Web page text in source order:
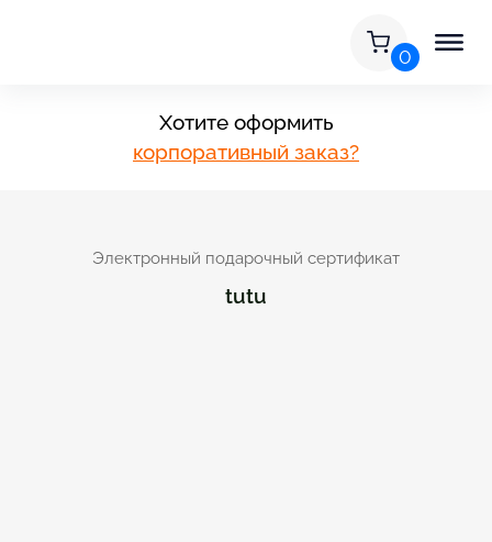
0
Хотите оформить
корпоративный заказ?
Электронный подарочный сертификат
tutu